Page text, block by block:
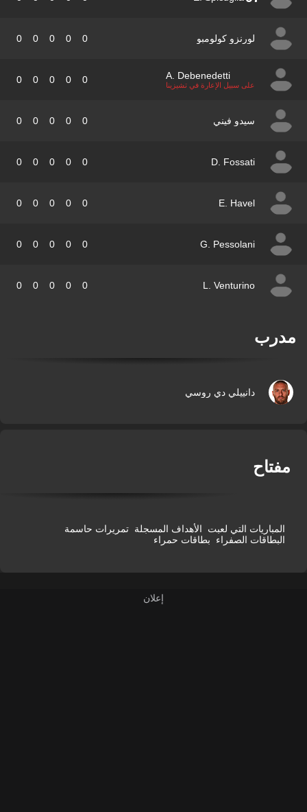
لورنزو كولومبو 0
0
0
0
A. Debenedetti
على سبيل الإعارة في تشيزينا 0
0
0
0
سيدو فيني 0
0
0
0
D. Fossati
0
0
0
0
E. Havel
0
0
0
0
G. Pessolani
0
0
0
0
L. Venturino
0
0
0
0
دانييلي دي روسي
المباريات التي لعبت الأهداف المسجلة تمريرات حاسمة
البطاقات الصفراء بطاقات حمراء